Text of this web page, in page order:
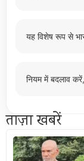
यह विशेष रूप से
नियम में बदलाव
ताज़ा खबरें